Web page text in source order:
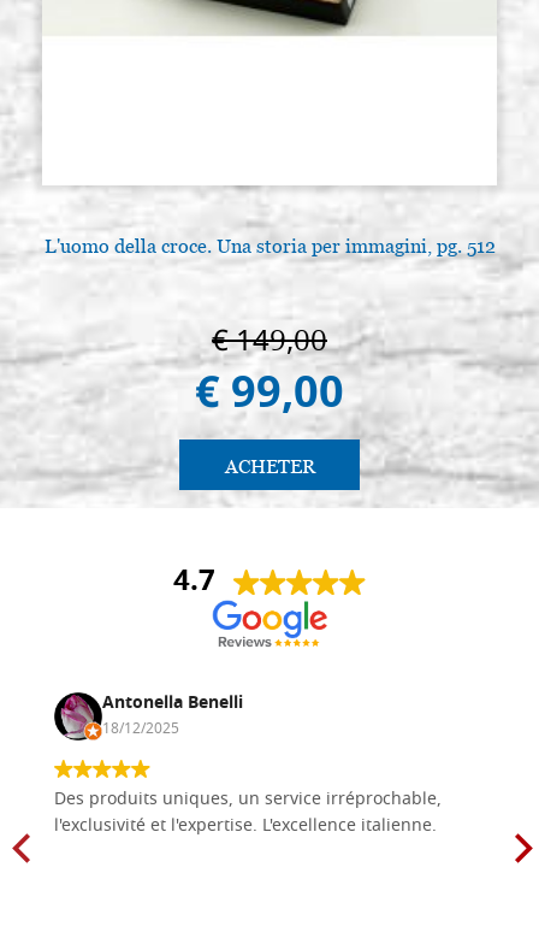
L'uomo della croce. Una storia per immagini, pg. 512
€ 149,00
€ 99,00
ACHETER
4.7
Antonella Benelli
18/12/2025
Des produits uniques, un service irréprochable,
l'exclusivité et l'expertise. L'excellence italienne.